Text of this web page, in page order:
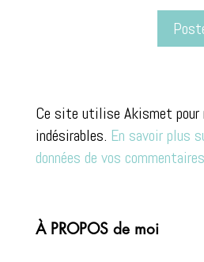
t
e
r
t
Ce site utilise Akismet pour
indésirables. En savoir plus
données de vos
À PROPOS de moi